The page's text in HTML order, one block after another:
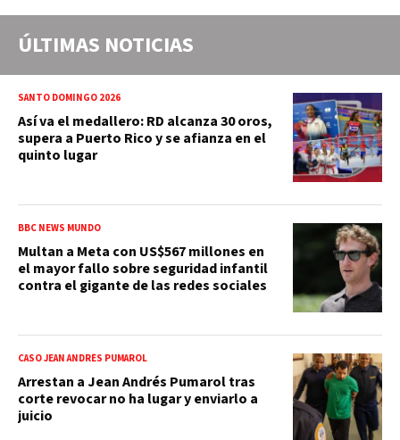
ÚLTIMAS NOTICIAS
SANTO DOMINGO 2026
Así va el medallero: RD alcanza 30 oros,
supera a Puerto Rico y se afianza en el
quinto lugar
BBC NEWS MUNDO
Multan a Meta con US$567 millones en
el mayor fallo sobre seguridad infantil
contra el gigante de las redes sociales
CASO JEAN ANDRÉS PUMAROL
Arrestan a Jean Andrés Pumarol tras
corte revocar no ha lugar y enviarlo a
juicio